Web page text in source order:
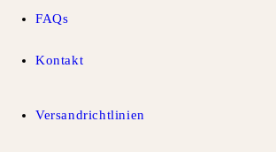
FAQs
Kontakt
Versandrichtlinien